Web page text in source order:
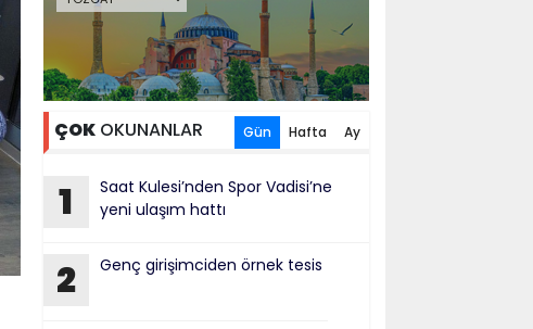
ÇOKOKUNANLAR Gün Hafta Ay
1
Saat Kulesi’nden Spor Vadisi’ne
yeni ulaşım hattı
2 Genç girişimciden örnek tesis